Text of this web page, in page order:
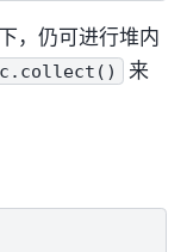
，仍可进行堆内
来